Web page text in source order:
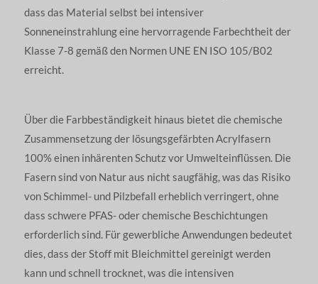
dass das Material selbst bei intensiver
Sonneneinstrahlung eine hervorragende Farbechtheit der
Klasse 7-8 gemäß den Normen UNE EN ISO 105/B02
erreicht.
Über die Farbbeständigkeit hinaus bietet die chemische
Zusammensetzung der lösungsgefärbten Acrylfasern
100% einen inhärenten Schutz vor Umwelteinflüssen. Die
Fasern sind von Natur aus nicht saugfähig, was das Risiko
von Schimmel- und Pilzbefall erheblich verringert, ohne
dass schwere PFAS- oder chemische Beschichtungen
erforderlich sind. Für gewerbliche Anwendungen bedeutet
dies, dass der Stoff mit Bleichmittel gereinigt werden
kann und schnell trocknet, was die intensiven